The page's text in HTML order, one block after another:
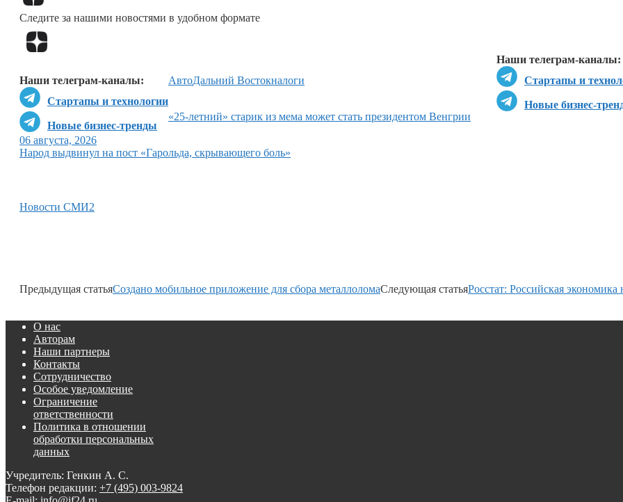
Следите за нашими новостями в удобном формате
Наши телеграм-каналы:
Стартапы и
Новые бизнес-
Наши телеграм-каналы:
Стартапы и технологии
Новые бизнес-тренды
АвтоДальний Востокналоги
«25-летний» старик из мема может стать президентом Венгрии
06 августа, 2026
Народ выдвинул на пост «Гарольда, скрывающего боль»
Новости СМИ2
Предыдущая статьяСоздано мобильное приложение для сбора металлоломаСледующая статьяРосстат: Российская
О нас
Авторам
Наши партнеры
Контакты
Сотрудничество
Особое уведомление
Ограничение
ответственности
Политика в отношении
обработки персональных
данных
Учредитель: Генкин А. С.
Телефон редакции: +7 (495) 003-9824